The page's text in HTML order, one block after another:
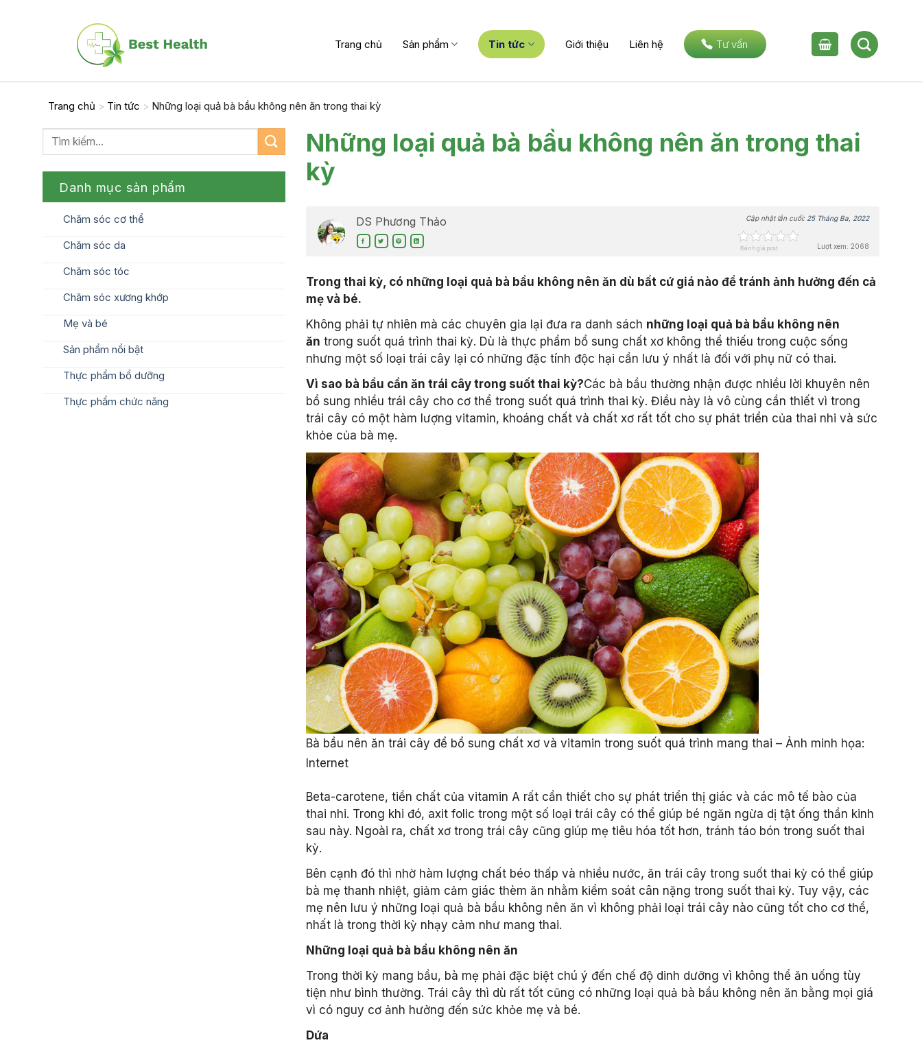
Trang chủ Sản phẩm Tin tức Giới thiệu Liên hệ Tư vấn
Trang chủ > Tin tức > Những loại quả bà bầu không nên ăn trong thai kỳ
Danh mục sản phẩm
Chăm sóc cơ thể
Chăm sóc da
Chăm sóc tóc
Chăm sóc xương khớp
Mẹ và bé
Sản phẩm nổi bật
Thực phẩm bổ dưỡng
Thực phẩm chức năng
Những loại quả bà bầu không nên ăn trong thai
kỳ
DS Phương Thảo Cập nhật lần cuối: 25 Tháng Ba, 2022
Đánh giá post Lượt xem: 2068
Trong thai kỳ, có những loại quả bà bầu không nên ăn dù bất cứ giá nào để tránh ảnh hưởng đến cả
mẹ và bé.
Không phải tự nhiên mà các chuyên gia lại đưa ra danh sách những loại quả bà bầu không nên
ăn trong suốt quá trình thai kỳ. Dù là thực phẩm bổ sung chất xơ không thể thiếu trong cuộc sống
nhưng một số loại trái cây lại có những đặc tính độc hại cần lưu ý nhất là đối với phụ nữ có thai.
Vì sao bà bầu cần ăn trái cây trong suốt thai kỳ?Các bà bầu thường nhận được nhiều lời khuyên nên
bổ sung nhiều trái cây cho cơ thể trong suốt quá trình thai kỳ. Điều này là vô cùng cần thiết vì trong
trái cây có một hàm lượng vitamin, khoáng chất và chất xơ rất tốt cho sự phát triển của thai nhi và sức
khỏe của bà mẹ.
Bà bầu nên ăn trái cây để bổ sung chất xơ và vitamin trong suốt quá trình mang thai – Ảnh minh họa:
Internet
Beta-carotene, tiền chất của vitamin A rất cần thiết cho sự phát triển thị giác và các mô tế bào của
thai nhi. Trong khi đó, axit folic trong một số loại trái cây có thể giúp bé ngăn ngừa dị tật ống thần kinh
sau này. Ngoài ra, chất xơ trong trái cây cũng giúp mẹ tiêu hóa tốt hơn, tránh táo bón trong suốt thai
kỳ.
Bên cạnh đó thì nhờ hàm lượng chất béo thấp và nhiều nước, ăn trái cây trong suốt thai kỳ có thể giúp
bà mẹ thanh nhiệt, giảm cảm giác thèm ăn nhằm kiểm soát cân nặng trong suốt thai kỳ. Tuy vậy, các
mẹ nên lưu ý những loại quả bà bầu không nên ăn vì không phải loại trái cây nào cũng tốt cho cơ thể,
nhất là trong thời kỳ nhạy cảm như mang thai.
Những loại quả bà bầu không nên ăn
Trong thời kỳ mang bầu, bà mẹ phải đặc biệt chú ý đến chế độ dinh dưỡng vì không thể ăn uống tùy
tiện như bình thường. Trái cây thì dù rất tốt cũng có những loại quả bà bầu không nên ăn bằng mọi giá
vì có nguy cơ ảnh hưởng đến sức khỏe mẹ và bé.
Dứa